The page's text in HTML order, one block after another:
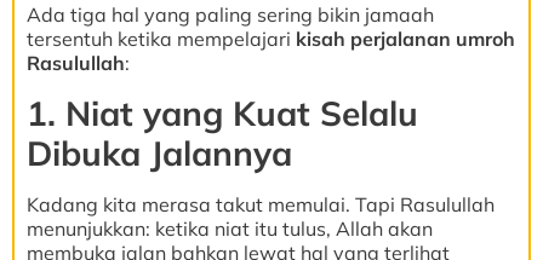
Ada tiga hal yang paling sering bikin jamaah
tersentuh ketika mempelajari kisah perjalanan umroh
Rasulullah:
1. Niat yang Kuat Selalu
Dibuka Jalannya
Kadang kita merasa takut memulai. Tapi Rasulullah
menunjukkan: ketika niat itu tulus, Allah akan
membuka jalan bahkan lewat hal yang terlihat